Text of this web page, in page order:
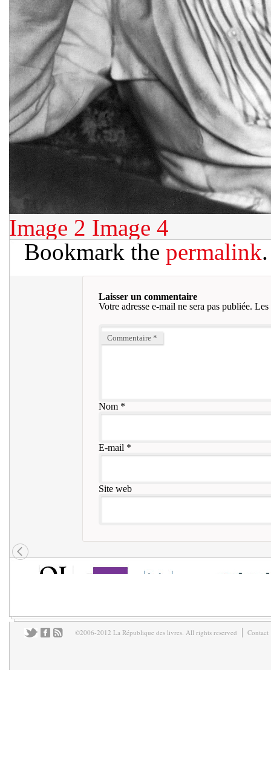
Image 2 Image 4
Bookmark the permalink.
Laisser un commentaire
Votre adresse e-mail ne sera pas publiée. Les
Commentaire *
Nom*
E-mail *
Site web
©2006-2012 La République des livres. All rights reserved Contact